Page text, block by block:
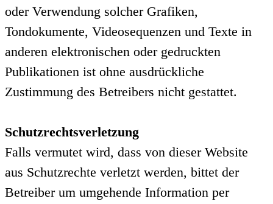
oder Verwendung solcher Grafiken,
Tondokumente, Videosequenzen und Texte in
anderen elektronischen oder gedruckten
Publikationen ist ohne ausdrückliche
Zustimmung des Betreibers nicht gestattet.
Schutzrechtsverletzung
Falls vermutet wird, dass von dieser Website
aus Schutzrechte verletzt werden, bittet der
Betreiber um umgehende Information per